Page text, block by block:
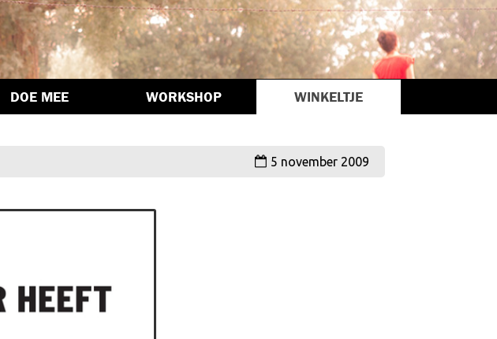
DOE MEE WORKSHOP WINKELTJE
5 november 2009